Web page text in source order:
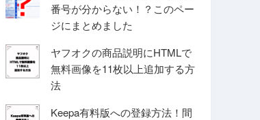
番号が分からない！？このペー
ジにまとめました
ヤフオクの商品説明にHTMLで
無料画像を11枚以上追加する方
法
Keepa有料版への登録方法！間